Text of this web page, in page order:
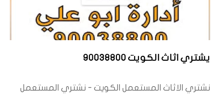
يشتري اثاث الكويت 90038800
نشتري الاثاث المستعمل الكويت - نشتري المستعمل